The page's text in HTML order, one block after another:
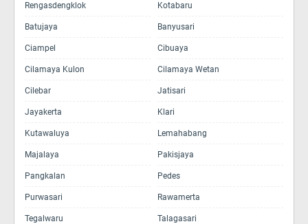
Rengasdengklok Kotabaru
Batujaya Banyusari
Ciampel Cibuaya
Cilamaya Kulon Cilamaya Wetan
Cilebar Jatisari
Jayakerta Klari
Kutawaluya Lemahabang
Majalaya Pakisjaya
Pangkalan Pedes
Purwasari Rawamerta
Tegalwaru Talagasari